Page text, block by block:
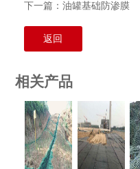
下一篇： 油罐基础防渗膜
返回
相关产品